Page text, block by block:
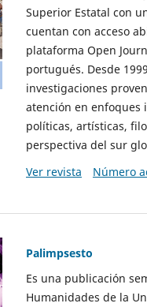
Superior Estatal con
cuentan con acceso
plataforma Open
portugués. Desde
investigaciones
atención en enfoques
políticas, artísticas,
perspectiva del sur
Ver revista
Número
Palimpsesto
Es una publicación
Humanidades de la